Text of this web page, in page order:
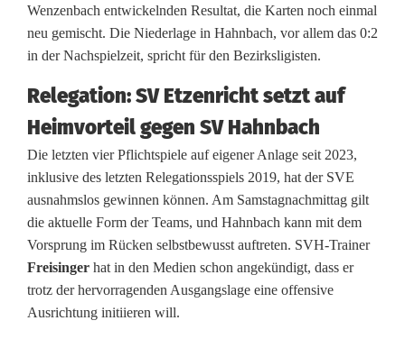
n
L
a
n
d
e
s
l
i
g
Wenzenbach entwickelnden Resultat, die Karten noch einmal
neu gemischt. Die Niederlage in Hahnbach, vor allem das 0:2
in der Nachspielzeit, spricht für den Bezirksligisten.
Relegation: SV Etzenricht setzt auf
Heimvorteil gegen SV Hahnbach
Die letzten vier Pflichtspiele auf eigener Anlage seit 2023,
inklusive des letzten Relegationsspiels 2019, hat der SVE
ausnahmslos gewinnen können. Am Samstagnachmittag gilt
die aktuelle Form der Teams, und Hahnbach kann mit dem
Vorsprung im Rücken selbstbewusst auftreten. SVH-Trainer
Freisinger hat in den Medien schon angekündigt, dass er
trotz der hervorragenden Ausgangslage eine offensive
Ausrichtung initiieren will.